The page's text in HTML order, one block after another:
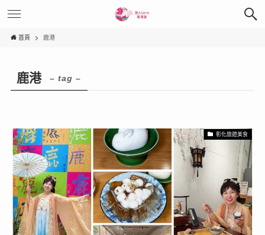
首頁 鹿港
鹿港 – tag –
彰化旅遊美食